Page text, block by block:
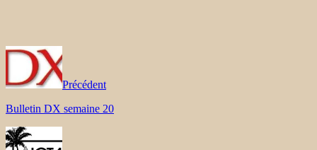
Précédent
Bulletin DX semaine 20